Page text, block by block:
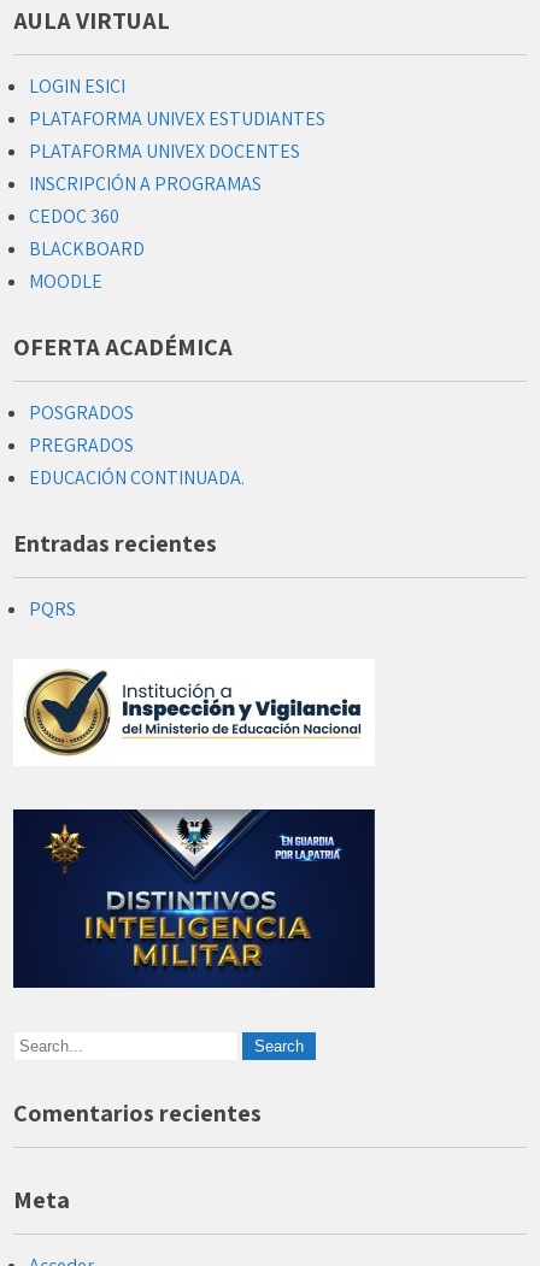
AULA VIRTUAL
LOGIN ESICI
PLATAFORMA UNIVEX ESTUDIANTES
PLATAFORMA UNIVEX DOCENTES
INSCRIPCIÓN A PROGRAMAS
CEDOC 360
BLACKBOARD
MOODLE
OFERTA ACADÉMICA
POSGRADOS
PREGRADOS
EDUCACIÓN CONTINUADA.
Entradas recientes
PQRS
Comentarios recientes
Meta